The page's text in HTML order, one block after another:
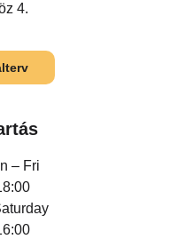
4.
– Fri